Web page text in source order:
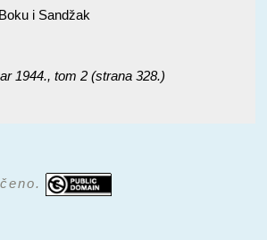
i Sandžak
1944., tom 2 (strana 328.)